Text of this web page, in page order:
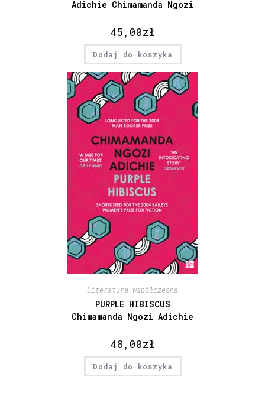
Adichie Chimamanda Ngozi
45,00zł
Dodaj do koszyka
Literatura współczesna
PURPLE HIBISCUS
Chimamanda Ngozi Adichie
48,00zł
Dodaj do koszyka